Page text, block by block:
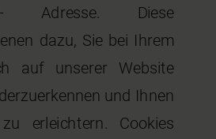
Adresse. Diese
dazu, Sie bei Ihrem
auf unserer Website
und Ihnen
erleichtern. Cookies